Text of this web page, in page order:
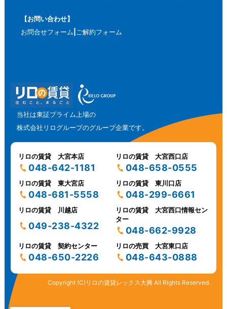
【お問い合わせ】
お問合せフォーム ご解約フォーム
当社は東証プライム上場の
株式会社リログループのグループ企業です。
リロの賃貸 大宮本店
048-642-1181
リロの賃貸 大宮西口店
048-658-0555
リロの賃貸 東大宮店
048-681-5558
リロの賃貸 東川口店
048-299-6661
リロの賃貸 川越店
049-238-4322
リロの賃貸 大宮西口情報セン
ター
048-662-9928
リロの賃貸 契約センター
048-650-2226
リロの売買 大宮東口店
048-643-0888
Copyright (C)リロの賃貸レックス大興 All Rights Reserved.